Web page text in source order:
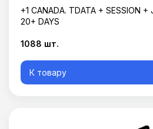
+1 CANADA. TDATA + SESSION +
20+ DAYS
1088 шт.
К товару